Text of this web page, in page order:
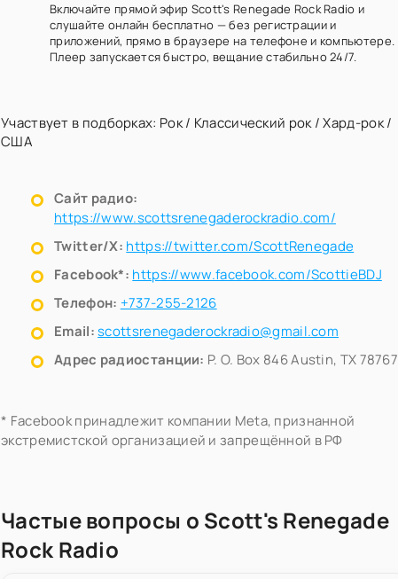
Включайте прямой эфир Scott's Renegade Rock Radio и
слушайте онлайн бесплатно — без регистрации и
приложений, прямо в браузере на телефоне и компьютере.
Плеер запускается быстро, вещание стабильно 24/7.
Участвует в подборках: Рок/ Классический рок/Хард-рок/
США
Сайт радио:
https://www.scottsrenegaderockradio.com/
Twitter/X: https://twitter.com/ScottRenegade
Facebook*: https://www.facebook.com/ScottieBDJ
Телефон: +737-255-2126
Email:scottsrenegaderockradio@gmail.com
Адрес радиостанции: P. O. Box 846 Austin, TX 78767
* Facebook принадлежит компании Meta, признанной
экстремистской организацией и запрещённой в РФ
Частые вопросы о Scott's Renegade
Rock Radio